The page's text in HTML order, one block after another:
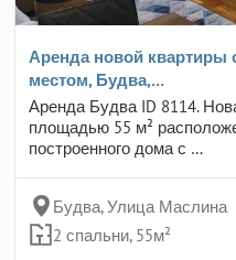
Аренда новой квартиры
местом, Будва,…
Аренда Будва ID 8114.
площадью 55 м²
построенного дома с …
Будва, Улица Маслина
2 спальни, 55м²